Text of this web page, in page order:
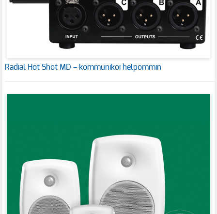
Radial Hot Shot MD – kommunikoi helpommin